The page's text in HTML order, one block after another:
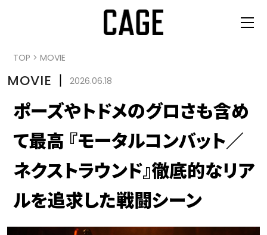
TOP > MOVIE
MOVIE 丨 2026.06.18
ポーズやトドメのグロさも含め
て最高 『モータルコンバット／
ネクストラウンド』徹底的なリア
ルを追求した戦闘シーン